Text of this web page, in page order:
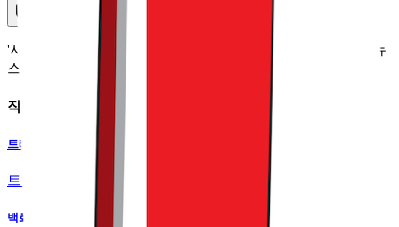
'사고 파는 모든 것'에 대한 이야기를 다루는 커머스 버티컬 뉴
스레터
작가의 다른글
트레이더 조는 홈플러스와 차원이 달라
트렌드라이트
백화점·편의점·알람 앱까지 아이돌을 찾는 이유